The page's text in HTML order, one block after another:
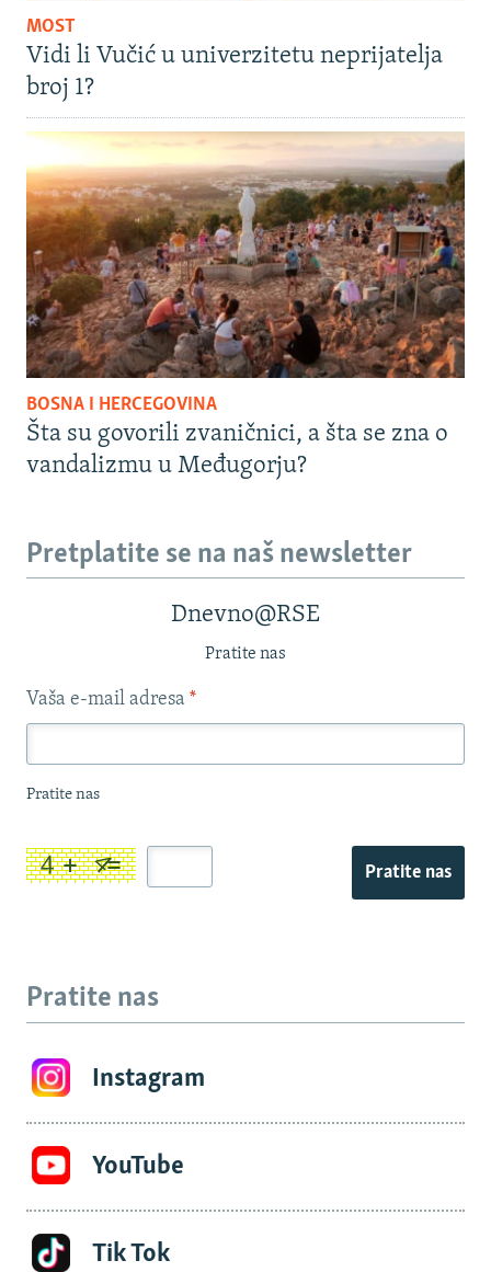
MOST
Vidi li Vučić u univerzitetu neprijatelja
broj 1?
BOSNA I HERCEGOVINA
Šta su govorili zvaničnici, a šta se zna o
vandalizmu u Međugorju?
Pretplatite se na naš newsletter
Dnevno@RSE
Pratite nas
Vaša e-mail adresa *
Pratite nas
Pratite nas
Pratite nas
Instagram
YouTube
Tik Tok